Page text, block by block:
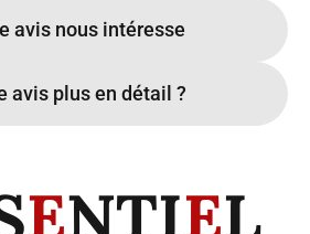
avis nous intéresse
avis plus en détail ?
ENTIEL